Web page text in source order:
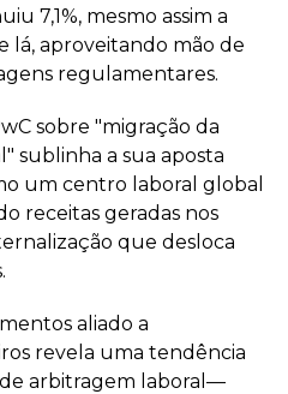
7,1%, mesmo assim a
lá, aproveitando mão de
regulamentares.
sobre "migração da
sublinha a sua aposta
um centro laboral global
receitas geradas nos
que desloca
aliado a
revela uma tendência
arbitragem laboral—